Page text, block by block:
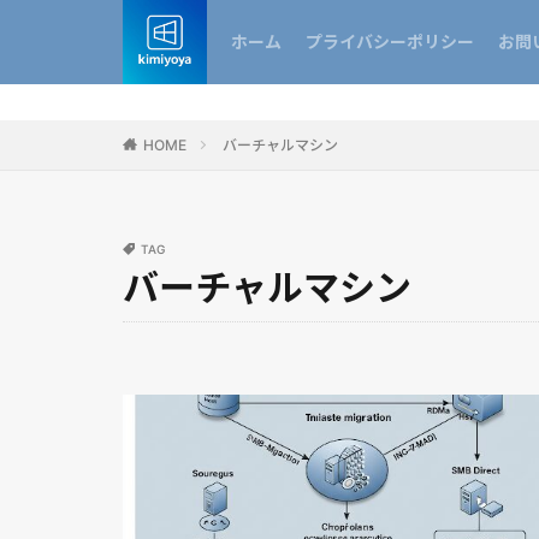
ホーム プライバシーポリシー お問
HOME バーチャルマシン
TAG
バーチャルマシン